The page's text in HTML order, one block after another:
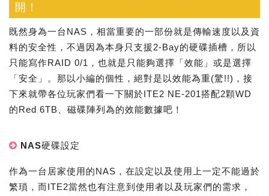
開！
既然身為一台NAS，相當重要的一部份就是傳輸速度以及資
料的安全性，不過因為本身只支援2-Bay的硬碟插槽，所以
只能寫作RAID 0/1，也就是只能夠選擇「效能」或是選擇
「安全」。那以小編的個性，絕對是以效能為重(驚!!)，接
下來就帶各位玩家們看一下關於ITE2 NE-201搭配2顆WD
的Red 6TB、磁碟陣列為的效能數據吧！
NAS硬碟設定
作為一台居家使用的NAS，在設定以及使用上一定不能過於
繁瑣，而ITE2當然也有注意到使用者以及玩家們的需求，